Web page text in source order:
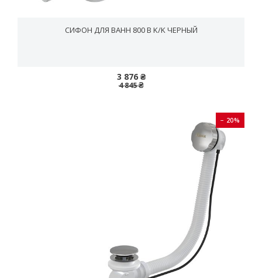
СИФОН ДЛЯ ВАНН 800 B K/K ЧЕРНЫЙ
3 876 ₴
4 845 ₴
− 20%